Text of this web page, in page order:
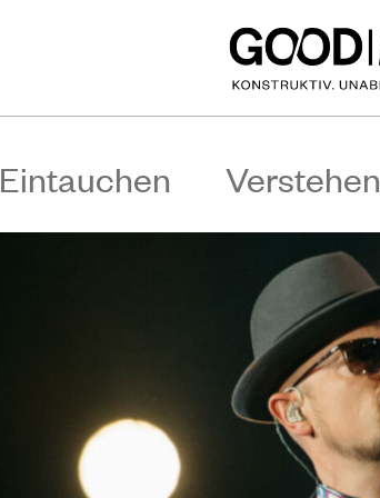
Eintauchen Verstehen